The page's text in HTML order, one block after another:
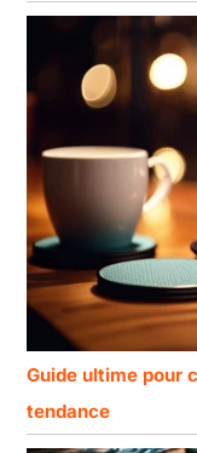
Guide ultime pour
tendance